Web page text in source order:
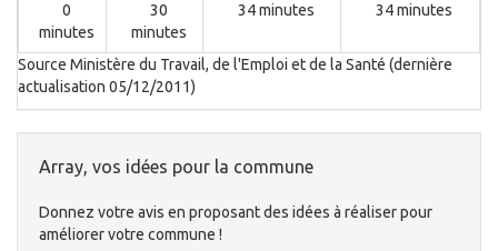
0
minutes
30
minutes
34 minutes 34 minutes
Source Ministère du Travail, de l'Emploi et de la Santé (dernière
actualisation 05/12/2011)
Array, vos idées pour la commune
Donnez votre avis en proposant des idées à réaliser pour
améliorer votre commune !